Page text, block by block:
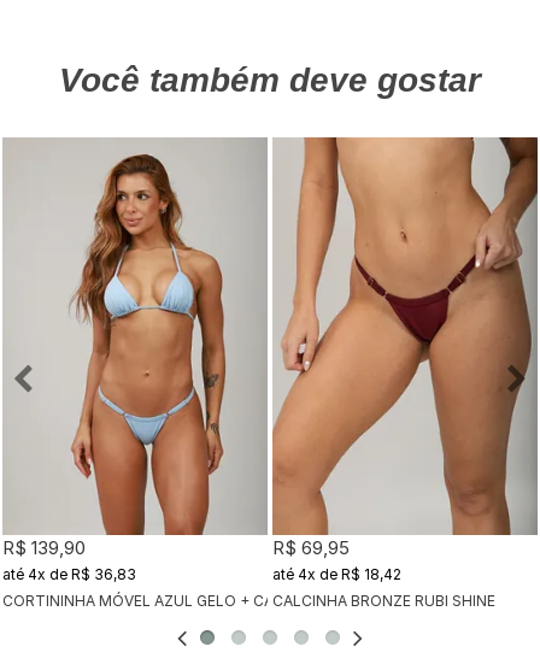
Você também deve gostar
CORTININHA MÓVEL AZUL GELO + CALCINHA BRONZE AZUL GELO
R$ 139,90
4x de R$ 36,83
CALCINHA BRONZE RUBI SHINE
R$ 69,95
4x de R$ 18,42